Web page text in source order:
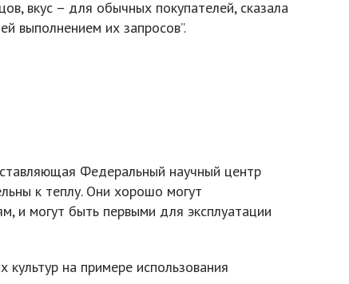
вкус – для обычных покупателей, сказала
выполнением их запросов”.
Федеральный научный центр
к теплу. Они хорошо могут
и могут быть первыми для эксплуатации
культур на примере использования